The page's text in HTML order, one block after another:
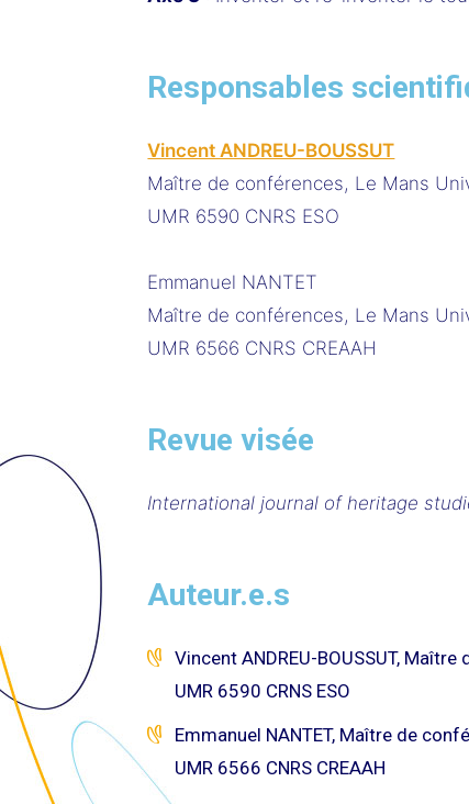
Responsables
Vincent ANDREU-BOUSSUT
Maître de conférences, Le Mans
UMR 6590 CNRS ESO
Emmanuel NANTET
Maître de conférences, Le Mans
UMR 6566 CNRS CREAAH
Revue visée
International journal of heritage
Auteur.e.s
Vincent ANDREU-BOUSSUT,
UMR 6590 CRNS ESO
Emmanuel NANTET, Maître de
UMR 6566 CNRS CREAAH